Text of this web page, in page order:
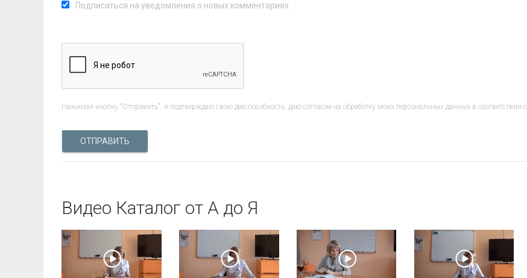
Подписаться на уведомления о новых комментариях
Нажимая кнопку "Отправить", я подтверждаю свою дееспособность, даю согласие на обработку моих персональных данных в соответствии с
ОТПРАВИТЬ
Видео Каталог от А до Я